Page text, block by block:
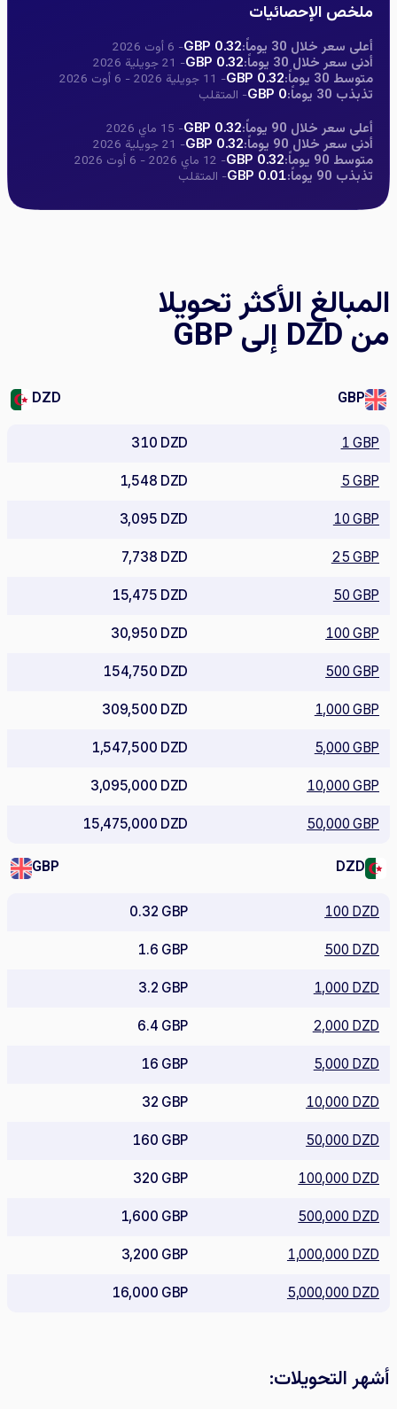
ملخص الإحصائيات
أعلى سعر خلال 30 يوماً: 0.32 GBP - 6 أوت 2026
أدنى سعر خلال 30 يوماً: 0.32 GBP - 21 جويلية 2026
متوسط 30 يوماً: 0.32 GBP - 11 جويلية 2026 - 6 أوت 2026
تذبذب 30 يوماً: 0 GBP - المتقلب
أعلى سعر خلال 90 يوماً: 0.32 GBP - 15 ماي 2026
أدنى سعر خلال 90 يوماً: 0.32 GBP - 21 جويلية 2026
متوسط 90 يوماً: 0.32 GBP - 12 ماي 2026 - 6 أوت 2026
تذبذب 90 يوماً: 0.01 GBP - المتقلب
المبالغ الأكثر تحويلا
من DZD إلى GBP
GBP
DZD
1 GBP
310 DZD
5 GBP
1,548 DZD
10 GBP
3,095 DZD
25 GBP
7,738 DZD
50 GBP
15,475 DZD
100 GBP
30,950 DZD
500 GBP
154,750 DZD
1,000 GBP
309,500 DZD
5,000 GBP
1,547,500 DZD
10,000 GBP
3,095,000 DZD
50,000 GBP
15,475,000 DZD
DZD
GBP
100 DZD
0.32 GBP
500 DZD
1.6 GBP
1,000 DZD
3.2 GBP
2,000 DZD
6.4 GBP
5,000 DZD
16 GBP
10,000 DZD
32 GBP
50,000 DZD
160 GBP
100,000 DZD
320 GBP
500,000 DZD
1,600 GBP
1,000,000 DZD
3,200 GBP
5,000,000 DZD
16,000 GBP
أشهر التحويلات: